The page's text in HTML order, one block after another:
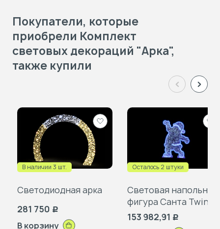
Покупатели, которые
приобрели Комплект
световых декораций "Арка",
также купили
Добавить
в
избранное
В наличии 3 шт.
Светодиодная арка
281 750 Р
В корзину
в
Осталось 2 штуки
Световая напольная
фигура Санта Twinkle
153 982,91 Р